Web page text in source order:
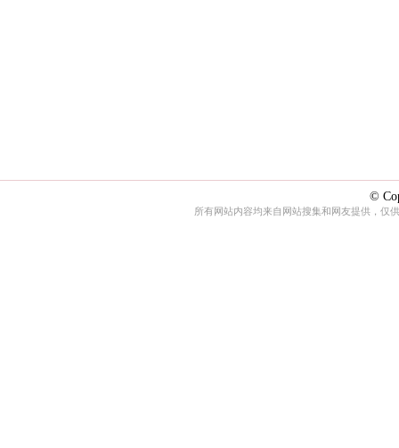
©
所有网站内容均来自网站搜集和网友提供，仅